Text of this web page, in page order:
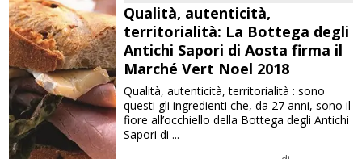
Qualità, autenticità,
territorialità: La Bottega degli
Antichi Sapori di Aosta firma il
Marché Vert Noel 2018
Qualità, autenticità, territorialità : sono
questi gli ingredienti che, da 27 anni, sono il
fiore all’occhiello della Bottega degli Antichi
Sapori di ...